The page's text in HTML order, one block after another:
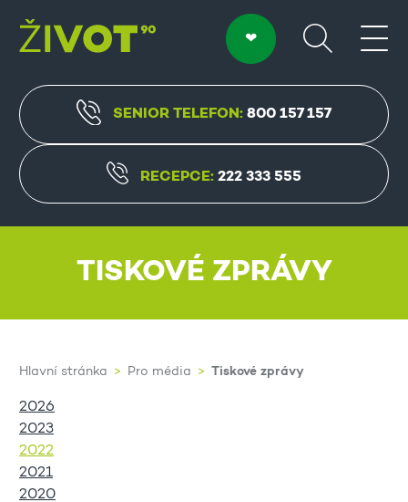
SENIOR TELEFON:800 157 157
RECEPCE:222 333 555
TISKOVÉ ZPRÁVY
Hlavní stránka Pro média Tiskové zprávy
2026
2023
2022
2021
2020